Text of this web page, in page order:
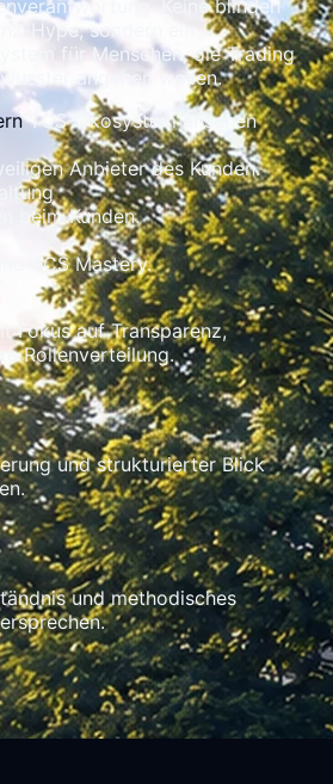
Keine blinden
Hype, sondern ein
für Menschen, die Trading
angehen wollen.
TCS-Ökosystem ansehen
Anbieter des Kunden.
beim Kunden.
TCS Mastery.
Fokus auf Transparenz,
Rollenverteilung.
und strukturierter Blick
und methodisches